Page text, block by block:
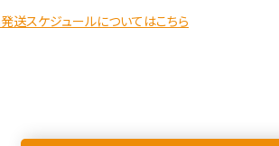
送スケジュールについてはこちら